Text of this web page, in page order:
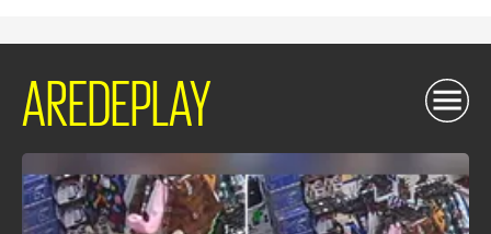
AREDEPLAY